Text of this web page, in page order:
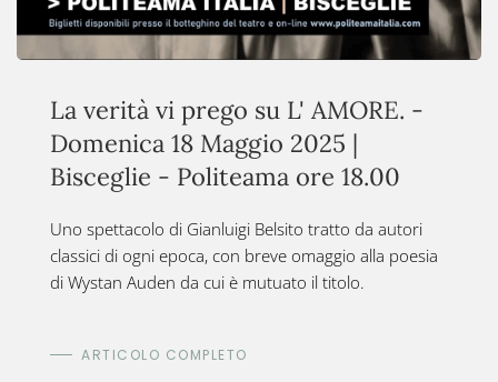
La verità vi prego su L' AMORE. -
Domenica 18 Maggio 2025 |
Bisceglie - Politeama ore 18.00
Uno spettacolo di Gianluigi Belsito tratto da autori
classici di ogni epoca, con breve omaggio alla poesia
di Wystan Auden da cui è mutuato il titolo.
ARTICOLO COMPLETO